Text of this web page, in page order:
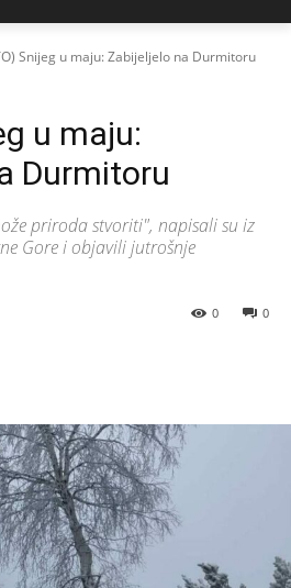
Snijeg u maju: Zabijeljelo na Durmitoru
u maju:
Durmitoru
priroda stvoriti", napisali su iz
Gore i objavili jutrošnje
0
0